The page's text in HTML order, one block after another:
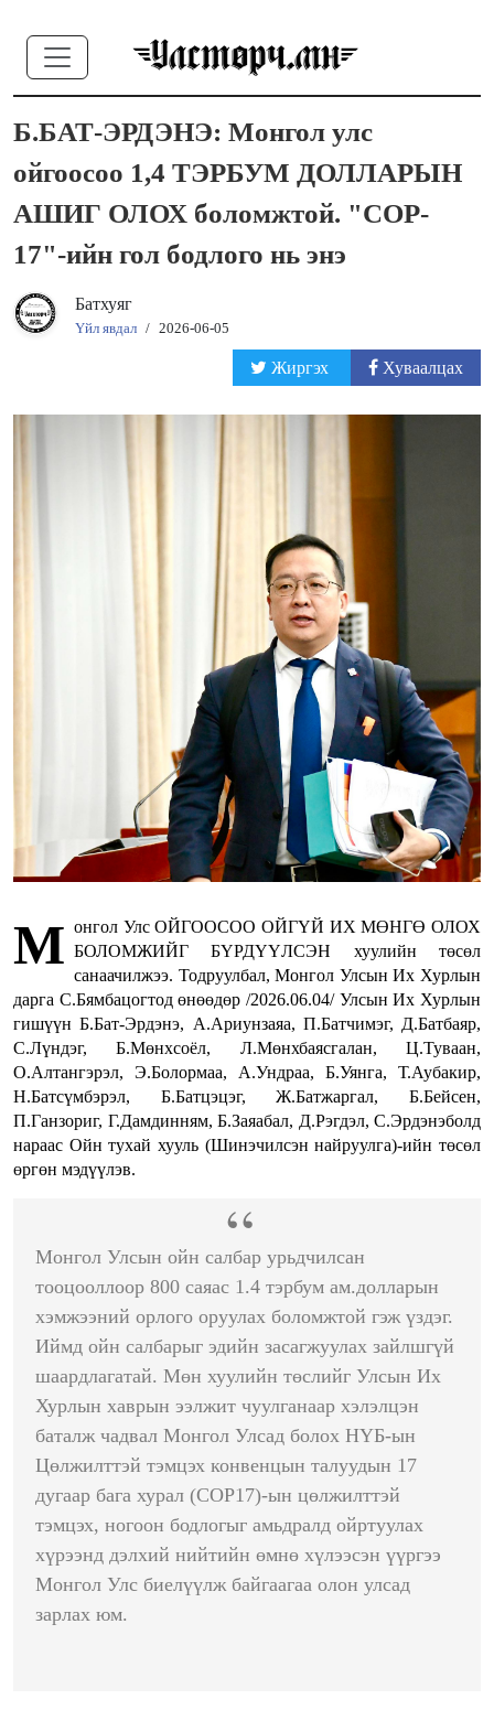
Б.БАТ-ЭРДЭНЭ: Монгол улс
ойгоосоо 1,4 ТЭРБУМ ДОЛЛАРЫН
АШИГ ОЛОХ боломжтой. "COP-
17"-ийн гол бодлого нь энэ
Батхуяг
Үйл явдал / 2026-06-05
Жиргэх Хуваалцах
М онгол Улс ОЙГООСОО ОЙГҮЙ ИХ МӨНГӨ ОЛОХ
БОЛОМЖИЙГ БҮРДҮҮЛСЭН хуулийн төсөл
санаачилжээ. Тодруулбал, Монгол Улсын Их Хурлын
дарга С.Бямбацогтод өнөөдөр /2026.06.04/ Улсын Их Хурлын
гишүүн Б.Бат-Эрдэнэ, А.Ариунзаяа, П.Батчимэг, Д.Батбаяр,
С.Лүндэг, Б.Мөнхсоёл, Л.Мөнхбаясгалан, Ц.Туваан,
О.Алтангэрэл, Э.Болормаа, А.Ундраа, Б.Уянга, Т.Аубакир,
Н.Батсүмбэрэл, Б.Батцэцэг, Ж.Батжаргал, Б.Бейсен,
П.Ганзориг, Г.Дамдинням, Б.Заяабал, Д.Рэгдэл, С.Эрдэнэболд
нараас Ойн тухай хууль (Шинэчилсэн найруулга)-ийн төсөл
өргөн мэдүүлэв.
Монгол Улсын ойн салбар урьдчилсан
тооцооллоор 800 саяас 1.4 тэрбум ам.долларын
хэмжээний орлого оруулах боломжтой гэж үздэг.
Иймд ойн салбарыг эдийн засагжуулах зайлшгүй
шаардлагатай. Мөн хуулийн төслийг Улсын Их
Хурлын хаврын ээлжит чуулганаар хэлэлцэн
баталж чадвал Монгол Улсад болох НҮБ-ын
Цөлжилттэй тэмцэх конвенцын талуудын 17
дугаар бага хурал (COP17)-ын цөлжилттэй
тэмцэх, ногоон бодлогыг амьдралд ойртуулах
хүрээнд дэлхий нийтийн өмнө хүлээсэн үүргээ
Монгол Улс биелүүлж байгаагаа олон улсад
зарлах юм.